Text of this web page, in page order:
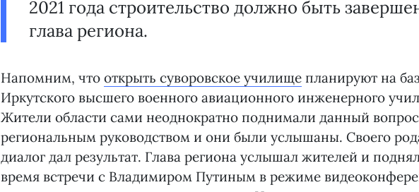
2021 года строительство должно быть
глава региона.
Напомним, что открыть суворовское училище планируют на
Иркутского высшего военного авиационного инженерного
Жители области сами неоднократно поднимали данный
региональным руководством и они были услышаны. Своего
диалог дал результат. Глава региона услышал жителей и
время встречи с Владимиром Путиным в режиме